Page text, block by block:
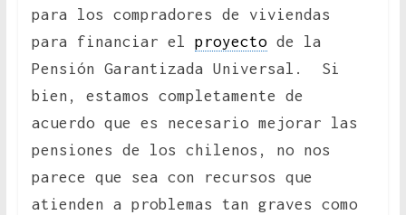
para los compradores de viviendas
para financiar el proyectode la
Pensión Garantizada Universal. Si
bien, estamos completamente de
acuerdo que es necesario mejorar las
pensiones de los chilenos, no nos
parece que sea con recursos que
atienden a problemas tan graves como